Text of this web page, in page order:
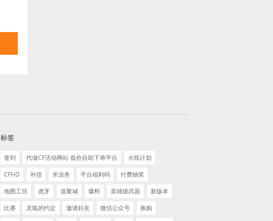
标签
签到 代做CF活动网站 低价自助下单平台
火线计划
CFHD
补偿 米业务 平台福利码
付费抽奖
地图工坊
虎牙 道聚城 爆料 英雄级武器
新版本
比赛
灵狐的约定 邀请好友 微信公众号
换购